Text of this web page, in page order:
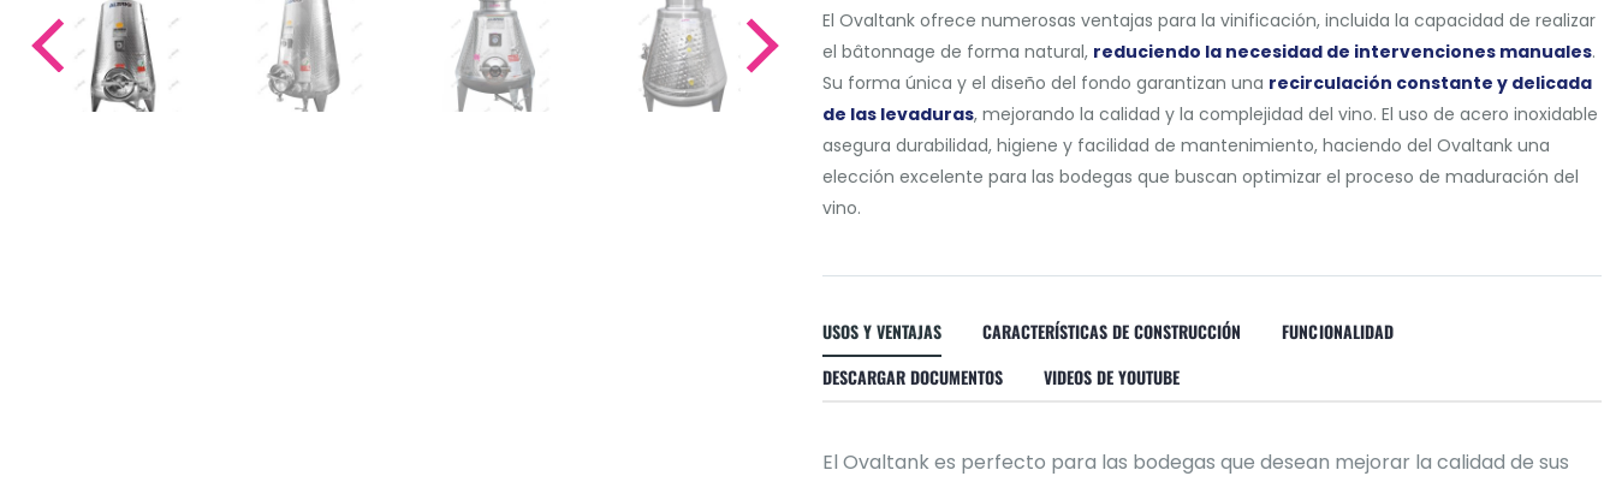
El Ovaltank ofrece numerosas ventajas para la vinificación, incluida la capacidad de realizar
el bâtonnage de forma natural, reduciendo la necesidad de intervenciones manuales.
Su forma única y el diseño del fondo garantizan una recirculación constante y delicada
de las levaduras, mejorando la calidad y la complejidad del vino. El uso de acero inoxidable
asegura durabilidad, higiene y facilidad de mantenimiento, haciendo del Ovaltank una
elección excelente para las bodegas que buscan optimizar el proceso de maduración del
vino.
USOS Y VENTAJAS CARACTERÍSTICAS DE CONSTRUCCIÓN
FUNCIONALIDAD
DESCARGAR DOCUMENTOS
VIDEOS DE YOUTUBE
El Ovaltank es perfecto para las bodegas que desean mejorar la calidad de sus